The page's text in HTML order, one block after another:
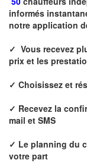
informés
notre application
✓ Vous recevez
prix et les
✓ Choisissez et
✓ Recevez la
mail et SMS
✓ Le planning du
votre part